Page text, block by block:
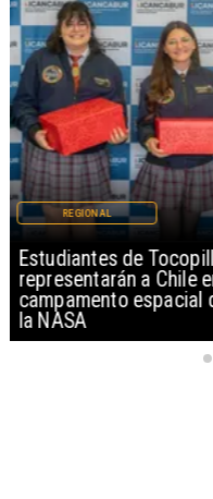
Estudiantes de
representarán a Chile
campamento espacial
la NASA
REGIONAL